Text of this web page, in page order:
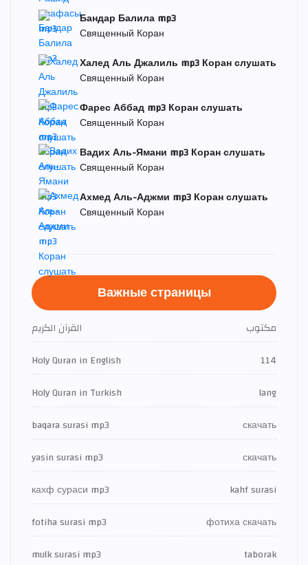
Бандар Балила mp3
Священный Коран
Халед Аль Джалиль mp3 Коран слушать
Священный Коран
Фарес Аббад mp3 Коран слушать
Священный Коран
Вадих Аль-Ямани mp3 Коран слушать
Священный Коран
Ахмед Аль-Аджми mp3 Коран слушать
Священный Коран
Важные страницы
القرآن الكريم
مكتوب
Holy Quran in English
114
Holy Quran in Turkish
lang
baqara surasi mp3
скачать
yasin surasi mp3
скачать
кахф сураси mp3
kahf surasi
fotiha surasi mp3
фотиха скачать
mulk surasi mp3
taborak